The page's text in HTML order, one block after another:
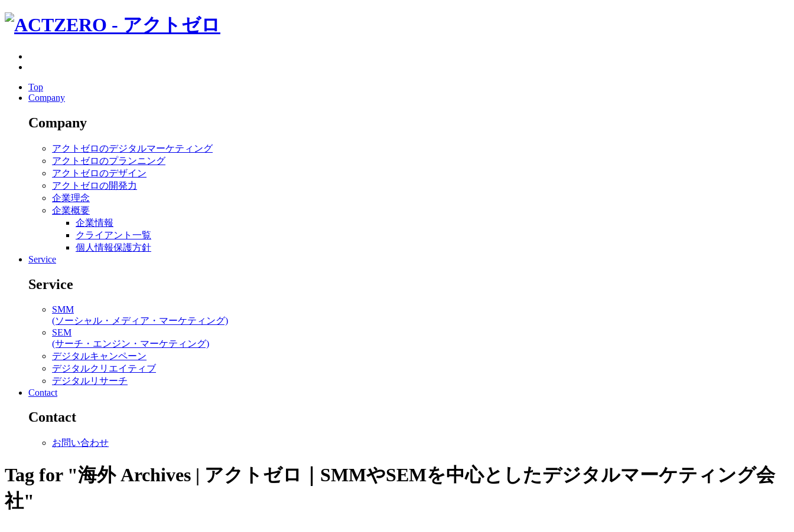
Top
Company
Company
アクトゼロのデジタルマーケティング
アクトゼロのプランニング
アクトゼロのデザイン
アクトゼロの開発力
企業理念
企業概要
企業情報
クライアント一覧
個人情報保護方針
Service
Service
SMM
(ソーシャル・メディア・マーケティング)
SEM
(サーチ・エンジン・マーケティング)
デジタルキャンペーン
デジタルクリエイティブ
デジタルリサーチ
Contact
Contact
お問い合わせ
Tag for "海外 Archives | アクトゼロ｜SMMやSEMを中心としたデジタルマーケティング会
社"